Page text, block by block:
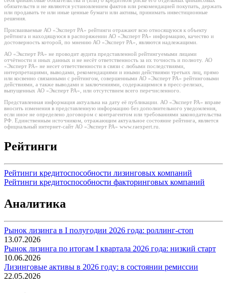
обязательств и не являются установлением фактов или рекомендацией покупать, держать
или продавать те или иные ценные бумаги или активы, принимать инвестиционные
решения.
Присваиваемые АО «Эксперт РА» рейтинги отражают всю относящуюся к объекту
рейтинга и находящуюся в распоряжении АО «Эксперт РА» информацию, качество и
достоверность которой, по мнению АО «Эксперт РА», являются надлежащими.
АО «Эксперт РА» не проводит аудита представленной рейтингуемыми лицами
отчётности и иных данных и не несёт ответственность за их точность и полноту. АО
«Эксперт РА» не несет ответственности в связи с любыми последствиями,
интерпретациями, выводами, рекомендациями и иными действиями третьих лиц, прямо
или косвенно связанными с рейтингом, совершенными АО «Эксперт РА» рейтинговыми
действиями, а также выводами и заключениями, содержащимися в пресс-релизах,
выпущенных АО «Эксперт РА», или отсутствием всего перечисленного.
Представленная информация актуальна на дату её публикации. АО «Эксперт РА» вправе
вносить изменения в представленную информацию без дополнительного уведомления,
если иное не определено договором с контрагентом или требованиями законодательства
РФ. Единственным источником, отражающим актуальное состояние рейтинга, является
официальный интернет-сайт АО «Эксперт РА» www.raexpert.ru.
Рейтинги
Рейтинги кредитоспособности лизинговых компаний
Рейтинги кредитоспособности факторинговых компаний
Аналитика
Рынок лизинга в I полугодии 2026 года: роллинг-стоп
13.07.2026
Рынок лизинга по итогам I квартала 2026 года: низкий старт
10.06.2026
Лизинговые активы в 2026 году: в состоянии ремиссии
22.05.2026